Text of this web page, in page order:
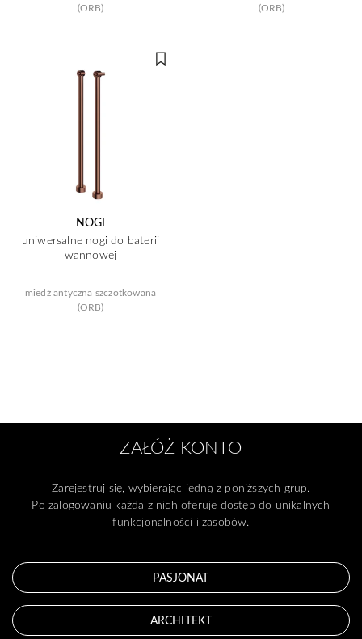
(ORB)
(ORB)
NOGI
uniwersalne nogi do baterii
wannowej
miedź antyczna szczotkowana
(ORB)
ZAŁÓŻ KONTO
Zarejestruj się, wybierając jedną z poniższych grup.
Po zalogowaniu każda z nich oferuje dostęp do unikalnych
funkcjonalności i zasobów.
PASJONAT
ARCHITEKT